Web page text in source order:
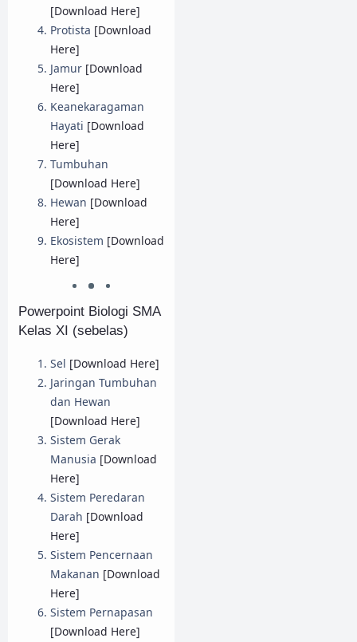
[Download Here]
Protista [Download
Here]
Jamur [Download
Here]
Keanekaragaman
Hayati [Download
Here]
Tumbuhan
[Download Here]
Hewan [Download
Here]
Ekosistem [Download
Here]
Powerpoint Biologi SMA
Kelas XI (sebelas)
Sel [Download Here]
Jaringan Tumbuhan
dan Hewan
[Download Here]
Sistem Gerak
Manusia [Download
Here]
Sistem Peredaran
Darah [Download
Here]
Sistem Pencernaan
Makanan [Download
Here]
Sistem Pernapasan
[Download Here]